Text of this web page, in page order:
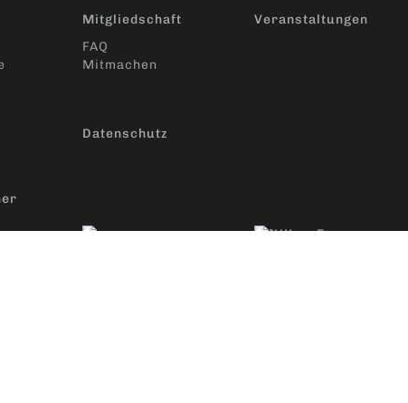
Mitgliedschaft
FAQ
Mitmachen
Veranstaltungen
Datenschutz